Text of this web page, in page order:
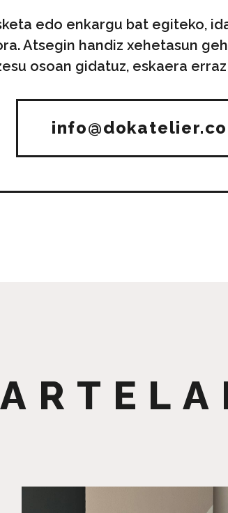
edo enkargu bat egiteko,
Atsegin handiz xehetasun
osoan gidatuz, eskaera